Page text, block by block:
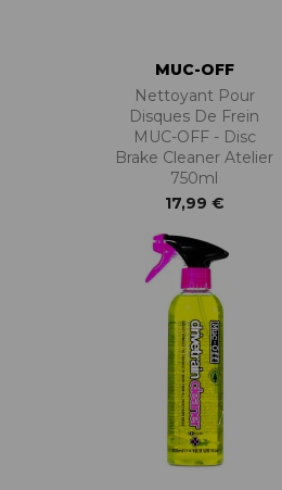
MUC-OFF
Nettoyant Pour
Disques De Frein
MUC-OFF - Disc
Brake Cleaner Atelier
750ml
17,99 €